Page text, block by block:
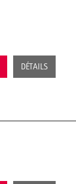
DÉTAILS